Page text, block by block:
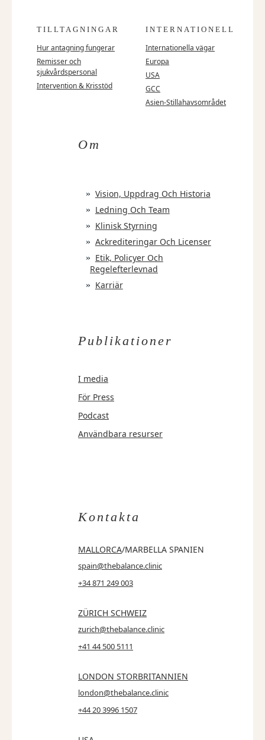
TILLTAGNINGAR
Hur antagning fungerar
Remisser och
sjukvårdspersonal
Intervention & Krisstöd
INTERNATIONELL
Internationella vägar
Europa
USA
GCC
Asien-Stillahavsområdet
Om
Vision, Uppdrag Och Historia
Ledning Och Team
Klinisk Styrning
Ackrediteringar Och Licenser
Etik, Policyer Och
Regelefterlevnad
Karriär
Publikationer
I media
För Press
Podcast
Användbara resurser
Kontakta
MALLORCA/MARBELLA SPANIEN
spain@thebalance.clinic
+34 871 249 003
ZÜRICH SCHWEIZ
zurich@thebalance.clinic
+41 44 500 5111
LONDON STORBRITANNIEN
london@thebalance.clinic
+44 20 3996 1507